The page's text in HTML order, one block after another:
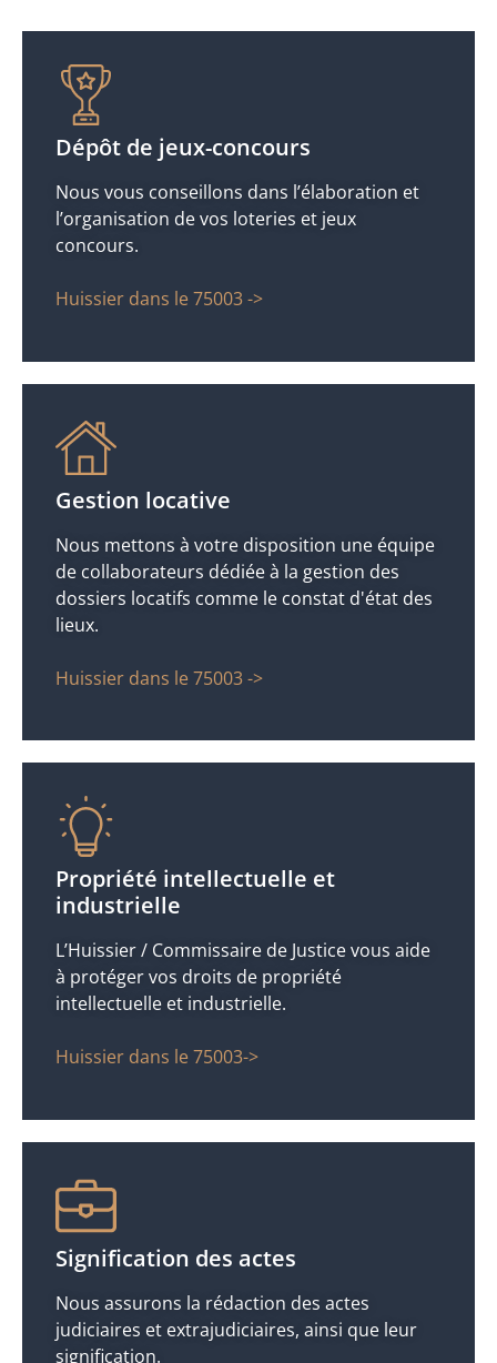
Dépôt de jeux-concours
Nous vous conseillons dans l’élaboration et
l’organisation de vos loteries et jeux
concours.
Huissier dans le 75003 ->
Gestion locative
Nous mettons à votre disposition une équipe
de collaborateurs dédiée à la gestion des
dossiers locatifs comme le constat d'état des
lieux.
Huissier dans le 75003 ->
Propriété intellectuelle et
industrielle
L’Huissier / Commissaire de Justice vous aide
à protéger vos droits de propriété
intellectuelle et industrielle.
Huissier dans le 75003->
Signification des actes
Nous assurons la rédaction des actes
judiciaires et extrajudiciaires, ainsi que leur
signification.